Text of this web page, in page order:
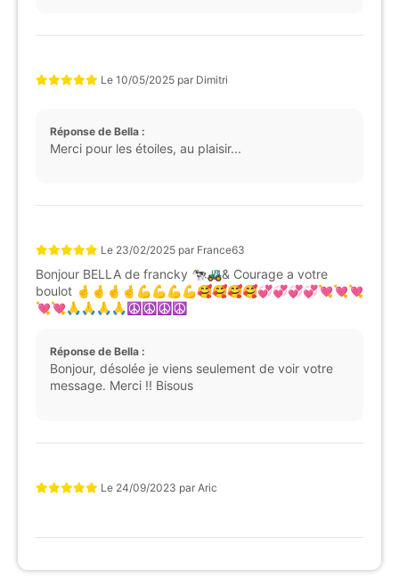
Le 10/05/2025 par Dimitri
Réponse de Bella :
Merci pour les étoiles, au plaisir...
Le 23/02/2025 par France63
Bonjour BELLA de francky 🐄🚜& Courage a votre
boulot 🤞🤞🤞🤞💪💪💪💪🥰🥰🥰🥰💞💞💞💞💘💘💘
💘💘🙏🙏🙏🙏☮️☮️☮️☮️
Réponse de Bella :
Bonjour, désolée je viens seulement de voir votre
message. Merci !! Bisous
Le 24/09/2023 par Aric